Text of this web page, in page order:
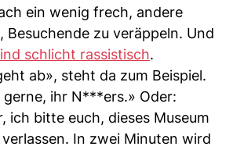
ein wenig frech, andere
Besuchende zu veräppeln. Und
schlicht rassistisch.
ab», steht da zum Beispiel.
ihr N***ers.» Oder:
ich bitte euch, dieses Museum
In zwei Minuten wird